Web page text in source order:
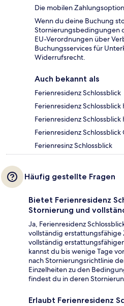
Die mobilen
Wenn du deine Buchung
Stornierungsbedingungen
EU-Verordnungen über
Buchungsservices für
Widerrufsrecht.
Auch bekannt als
Ferienresidenz Schlossblick
Ferienresidenz Schlossblick
Ferienresidenz
Ferienresidenz
Ferienresinz Schlossblick
Häufig gestellte Fragen
Bietet Ferienresidenz
Stornierung und
Ja, Ferienresidenz
vollständig erstattungsfähige
vollständig
kannst du bis wenige Tage
nach Stornierungsrichtlinie
Einzelheiten zu den
findest du in deren
Erlaubt Ferienresidenz